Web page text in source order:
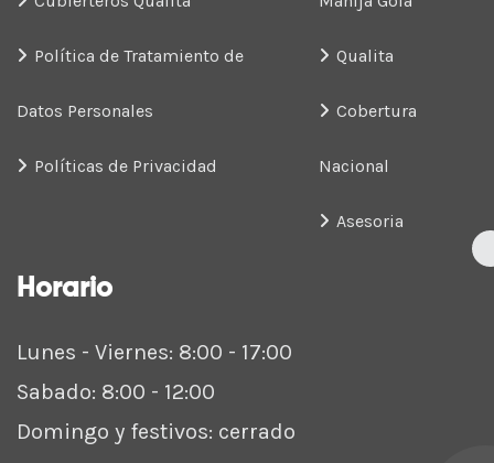
Política de Tratamiento de
Datos Personales
Políticas de Privacidad
Qualita
Cobertura
Nacional
Asesoria
Horario
Lunes - Viernes: 8:00 - 17:00
Sabado: 8:00 - 12:00
Domingo y festivos: cerrado